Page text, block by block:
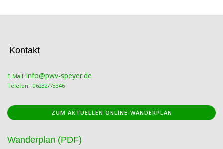
Kontakt
E-Mail: info@pwv-speyer.de
Telefon: 06232/73346
ZUM AKTUELLEN ONLINE-WANDERPLAN
Wanderplan (PDF)